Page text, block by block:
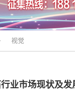
视觉
业市场现状及